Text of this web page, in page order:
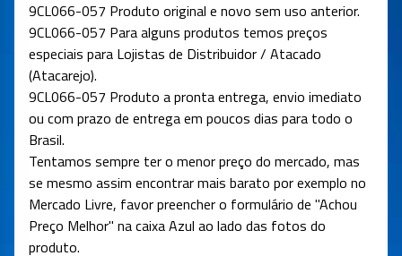
9CL066-057 Produto original e novo sem uso anterior.
9CL066-057 Para alguns produtos temos preços
especiais para Lojistas de Distribuidor / Atacado
(Atacarejo).
9CL066-057 Produto a pronta entrega, envio imediato
ou com prazo de entrega em poucos dias para todo o
Brasil.
Tentamos sempre ter o menor preço do mercado, mas
se mesmo assim encontrar mais barato por exemplo no
Mercado Livre, favor preencher o formulário de "Achou
Preço Melhor" na caixa Azul ao lado das fotos do
produto.